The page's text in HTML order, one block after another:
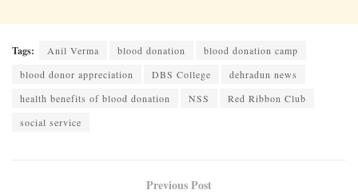
Tags: Anil Verma blood donation
blood donation camp
blood donor appreciation
DBS College
dehradun news
health benefits of blood donation
NSS
Red Ribbon Club
social service
Previous Post